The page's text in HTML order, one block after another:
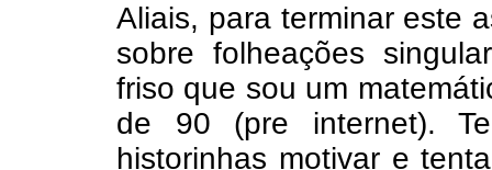
Aliais, para terminar este
sobre folheações
friso que sou um
de 90 (pre internet).
historinhas motivar e